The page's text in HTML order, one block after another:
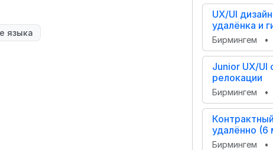
языка
UX/UI
удалёнка и
Бирмингем •
Junior UX/
релокации
Бирмингем •
удалённо (6
Бирмингем •